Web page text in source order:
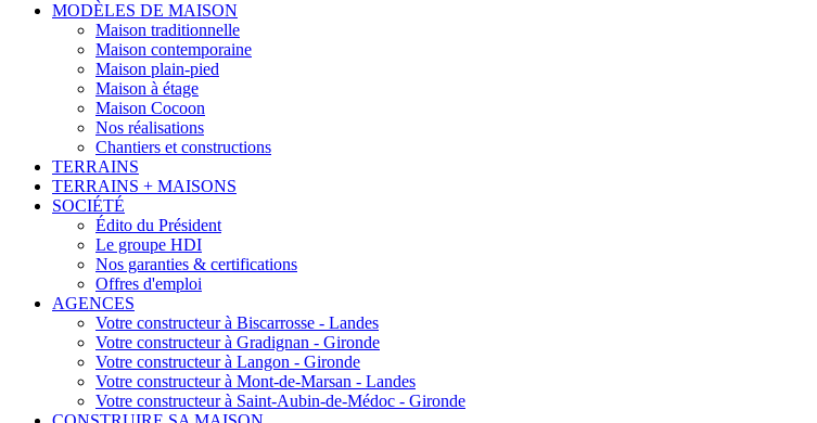
MODÈLES DE MAISON
Maison traditionnelle
Maison contemporaine
Maison plain-pied
Maison à étage
Maison Cocoon
Nos réalisations
Chantiers et constructions
TERRAINS
TERRAINS + MAISONS
SOCIÉTÉ
Édito du Président
Le groupe HDI
Nos garanties & certifications
Offres d'emploi
AGENCES
Votre constructeur à Biscarrosse - Landes
Votre constructeur à Gradignan - Gironde
Votre constructeur à Langon - Gironde
Votre constructeur à Mont-de-Marsan - Landes
Votre constructeur à Saint-Aubin-de-Médoc - Gironde